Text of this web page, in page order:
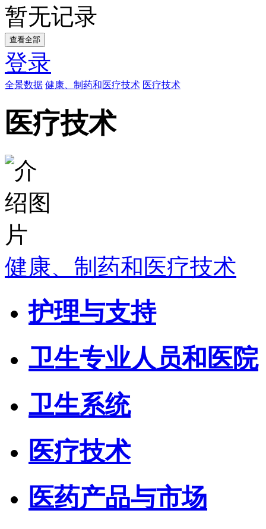
暂无记录
查看全部
登录
全景数据 健康、制药和医疗技术 医疗技术
医疗技术
健康、制药和医疗技术
护理与支持
卫生专业人员和医院
卫生系统
医疗技术
医药产品与市场